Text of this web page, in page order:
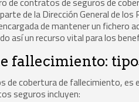
de la Dirección General de
de mantener un fichero
así un recurso vital para los
fallecimiento:
de cobertura de fallecimiento,
seguros incluyen: